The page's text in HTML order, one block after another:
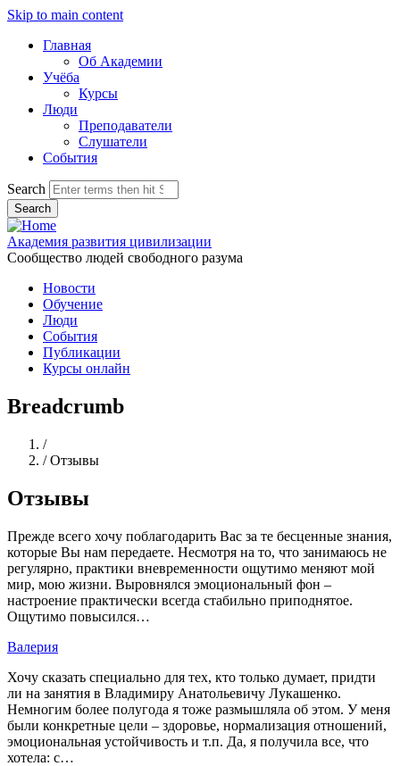
Skip to main content
Главная
Об Академии
Учёба
Курсы
Люди
Преподаватели
Слушатели
События
Search
Академия развития цивилизации
Сообщество людей свободного разума
Новости
Обучение
Люди
События
Публикации
Курсы онлайн
Breadcrumb
/Home
/ Отзывы
Отзывы
Прежде всего хочу поблагодарить Вас за те бесценные знания,
которые Вы нам передаете. Несмотря на то, что занимаюсь не
регулярно, практики вневременности ощутимо меняют мой
мир, мою жизни. Выровнялся эмоциональный фон –
настроение практически всегда стабильно приподнятое.
Ощутимо повысился…
Валерия
Хочу сказать специально для тех, кто только думает, придти
ли на занятия в Владимиру Анатольевичу Лукашенко.
Немногим более полугода я тоже размышляла об этом. У меня
были конкретные цели – здоровье, нормализация отношений,
эмоциональная устойчивость и т.п. Да, я получила все, что
хотела: с…